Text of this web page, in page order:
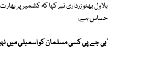
بلاول بھٹو زرداری نے کہا کہ کشمیر پر
حساس ہے،
'بی جے پی کسی مسلمان کو اسمبلی میں